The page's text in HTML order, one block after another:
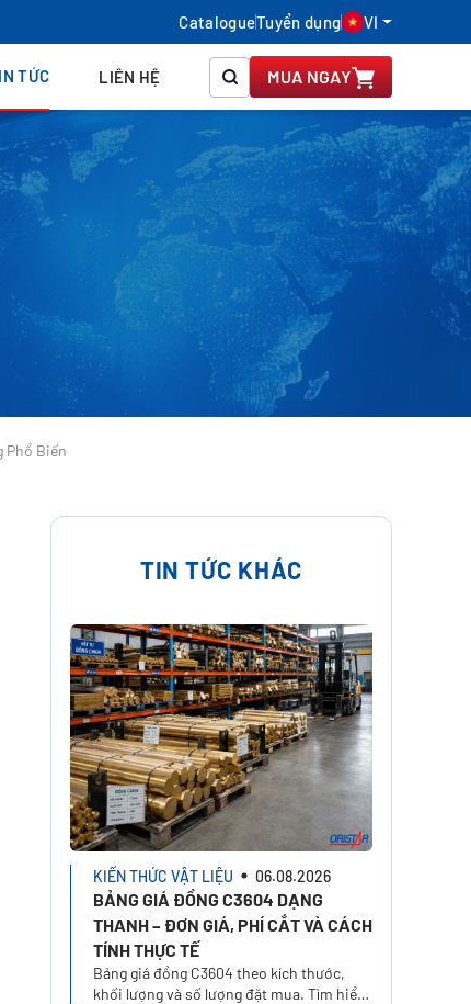
CatalogueTuyển dụng VI
TỨC LIÊN HỆ MUA NGAY
Phổ Biến
TIN TỨC KHÁC
KIẾN THỨC VẬT LIỆU 06.08.2026
BẢNG GIÁ ĐỒNG C3604 DẠNG
THANH – ĐƠN GIÁ, PHÍ CẮT VÀ CÁCH
TÍNH THỰC TẾ
Bảng giá đồng C3604 theo kích thước,
khối lượng và số lượng đặt mua. Tìm hiểu